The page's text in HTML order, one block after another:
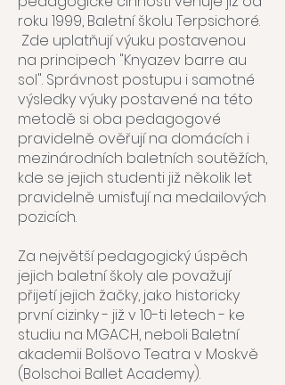
roku 1999, Baletní školu Terpsichoré.
Zde uplatňují výuku postavenou
na principech "Knyazev barre au
sol". Správnost postupu i samotné
výsledky výuky postavené na této
metodě si oba pedagogové
pravidelně ověřují na domácích i
mezinárodních baletních soutěžích,
kde se jejich studenti již několik let
pravidelně umisťují na medailových
pozicích.
Za největší pedagogický úspěch
jejich baletní školy ale považují
přijetí jejich žačky, jako historicky
první cizinky - již v 10-ti letech - ke
studiu na MGACH, neboli Baletní
akademii Bolšovo Teatra v Moskvě
(Bolschoi Ballet Academy).